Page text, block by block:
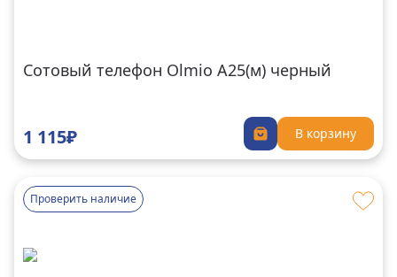
Сотовый телефон Olmio A25(м) черный
1 115₽ В корзину
Проверить наличие